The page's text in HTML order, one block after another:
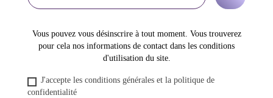
Vous pouvez vous désinscrire à tout moment. Vous trouverez
pour cela nos informations de contact dans les conditions
d'utilisation du site.
J'accepte les conditions générales et la politique de
confidentialité